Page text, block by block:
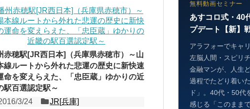
赤穂駅[JR西日本]（兵庫県赤穂市）～山
線ルートから外れた悲運の歴史に新快速
命を変えらえた、「忠臣蔵」ゆかりの近
駅百選認定駅～
3/24
JR[兵庫]
無料動画セミナー
あすコロ式・40
プデート【新】
アラフォーでキャ
左脳人間・スピリ
金融マンが、人生
過程でたどり着い
ド」。40代・50代
感じる「このまま